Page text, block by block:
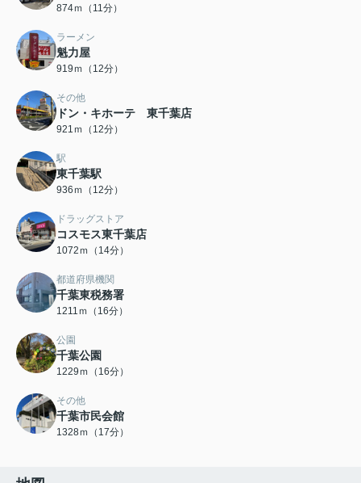
874ｍ（11分）
ラーメン
魁力屋
919ｍ（12分）
その他
ドン・キホーテ 東千葉店
921ｍ（12分）
駅
東千葉駅
936ｍ（12分）
ドラッグストア
コスモス東千葉店
1072ｍ（14分）
都道府県機関
千葉東税務署
1211ｍ（16分）
公園
千葉公園
1229ｍ（16分）
その他
千葉市民会館
1328ｍ（17分）